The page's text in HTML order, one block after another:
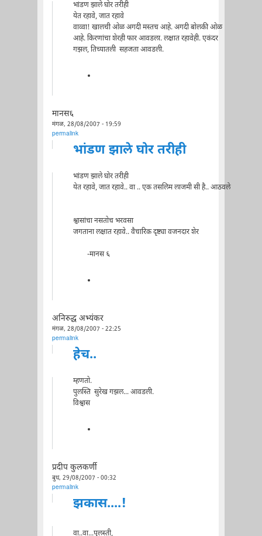
भांडण झाले घोर तरीही
येत रहावे, जात रहावे
वाव्वा! खालची ओळ अगदी मस्तच आहे. अगदी बोलकी ओळ
आहे. किरणांचा शेरही फार आवडला. लक्षात रहावेही. एकंदर
गझल, तिच्यातली सहजता आवडली.
मानस६
मंगळ, 28/08/2007 - 19:59
permalink
भांडण झाले घोर तरीही
भांडण झाले घोर तरीही
येत रहावे, जात रहावे.. वा .. एक तसलिम लाजमी सी है.. आठवले
श्वासांचा नसतोच भरवसा
जगताना लक्षात रहावे.. वैचारिक दृष्ट्या वजनदार शेर
-मानस ६
अनिरुद्ध अभ्यंकर
मंगळ, 28/08/2007 - 22:25
permalink
हेच..
म्हणतो.
पुलस्ति सुरेख गझल... आवडली.
विश्वास
प्रदीप कुलकर्णी
बुध, 29/08/2007 - 00:32
permalink
झकास....!
वा..वा...पुलस्ती,